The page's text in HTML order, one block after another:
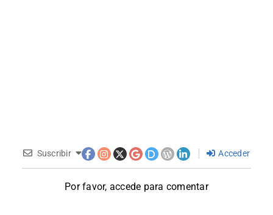
Suscribir Acceder
Por favor, accede para comentar